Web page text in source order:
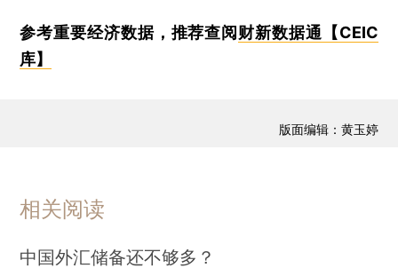
参考重要经济数据，推荐查阅 财新数据通【CEIC
库】
版面编辑：黄玉婷
相关阅读
中国外汇储备还不够多？